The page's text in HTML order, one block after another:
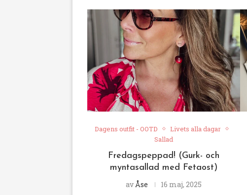
Dagens outfit - OOTD
Livets alla dagar
Sallad
Fredagspeppad! (Gurk- och
myntasallad med Fetaost)
av Åse 16 maj, 2025